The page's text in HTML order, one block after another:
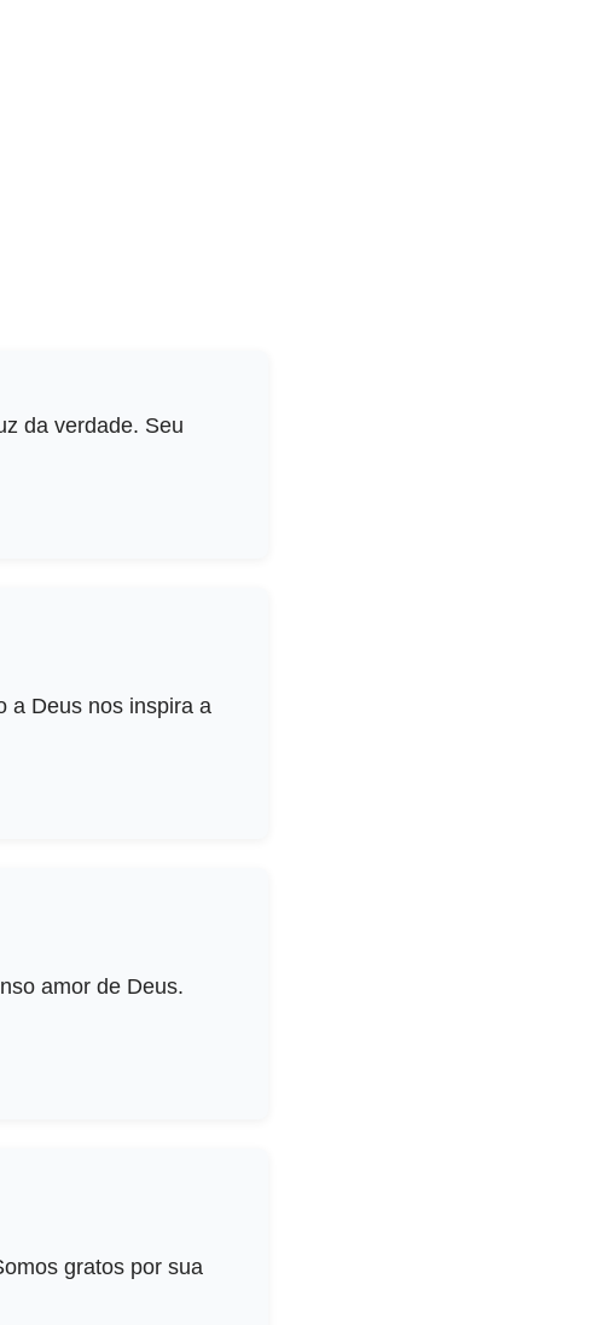
da verdade. Seu
a Deus nos inspira a
amor de Deus.
gratos por sua